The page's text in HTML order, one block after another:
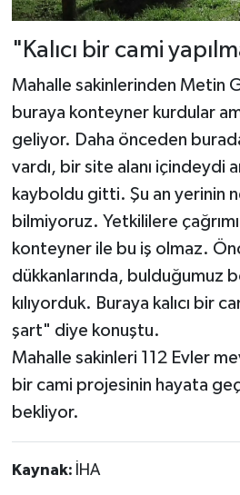
"Kalıcı bir cami
Mahalle sakinlerinden Metin
buraya konteyner kurdular
geliyor. Daha önceden
vardı, bir site alanı içindeydi
kayboldu gitti. Şu an yerinin
bilmiyoruz. Yetkililere
konteyner ile bu iş olmaz.
dükkanlarında, bulduğumuz
kılıyorduk. Buraya kalıcı bir
şart" diye konuştu.
Mahalle sakinleri 112 Evler
bir cami projesinin hayata
bekliyor.
Kaynak: İHA